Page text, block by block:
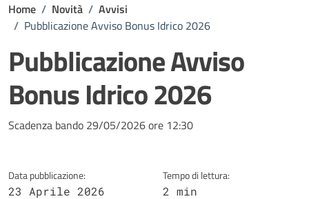
Home / Novità / Avvisi
/ Pubblicazione Avviso Bonus Idrico 2026
Pubblicazione Avviso
Bonus Idrico 2026
Dettagli della notizia
Scadenza bando 29/05/2026 ore 12:30
Data pubblicazione:
23 Aprile 2026
Tempo di lettura:
2 min